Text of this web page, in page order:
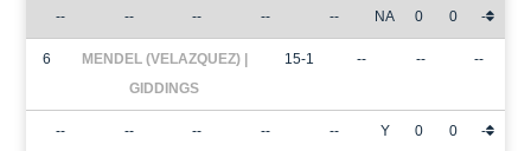
-- -- -- -- -- NA 0 0 -
6
MENDEL (VELAZQUEZ) |
GIDDINGS
15-1 -- -- --
-- -- -- -- -- Y 0 0 -